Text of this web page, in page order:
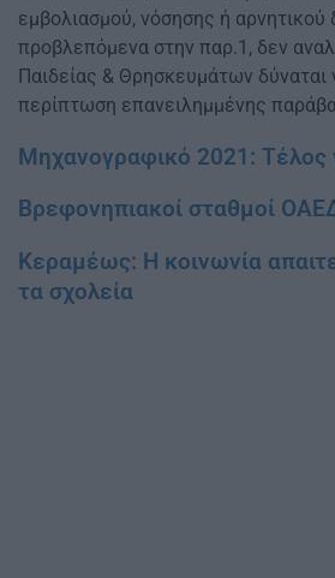
εμβολιασμού, νόσησης ή
προβλεπόμενα στην παρ.1, δεν
Παιδείας & Θρησκευμάτων δύναται
περίπτωση επανειλημμένης
Μηχανογραφικό 2021: Τέλος
Βρεφονηπιακοί σταθμοί
Κεραμέως: Η κοινωνία
τα σχολεία